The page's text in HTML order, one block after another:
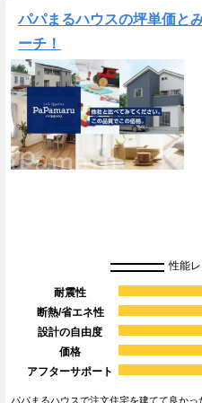
パパまるハウスの坪単価と
ーチ！
性能
耐震性
断熱/省エネ性
設計の自由度
価格
アフターサポート
パパまるハウスで注文住宅を建てて良か